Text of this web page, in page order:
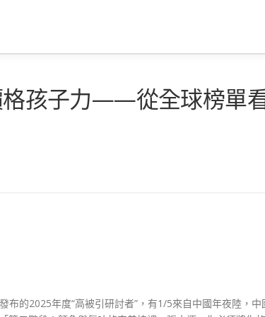
格孩子力——從全球榜單
的2025年度“高被引研討者”，有1/5來自中國年夜陸，中